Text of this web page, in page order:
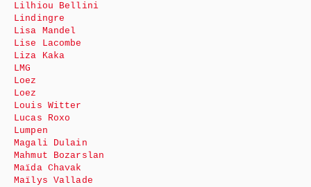
Lilhiou Bellini
Lindingre
Lisa Mandel
Lise Lacombe
Liza Kaka
LMG
Loez
Loez
Louis Witter
Lucas Roxo
Lumpen
Magali Dulain
Mahmut Bozarslan
Maïda Chavak
Maïlys Vallade